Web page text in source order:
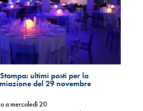
ultimi posti per la
del 29 novembre
a mercoledì 20